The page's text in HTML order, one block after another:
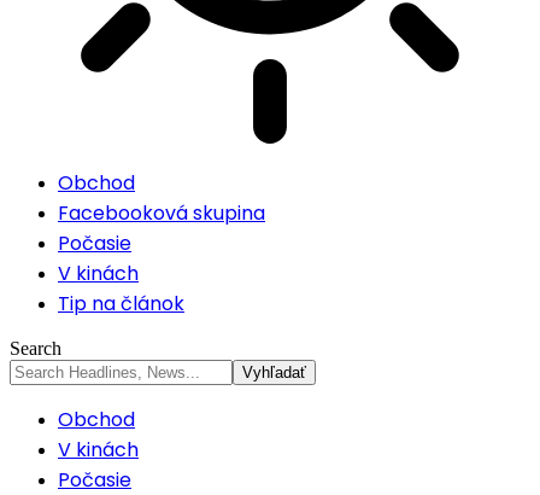
Obchod
Facebooková skupina
Počasie
V kinách
Tip na článok
Search
Obchod
V kinách
Počasie